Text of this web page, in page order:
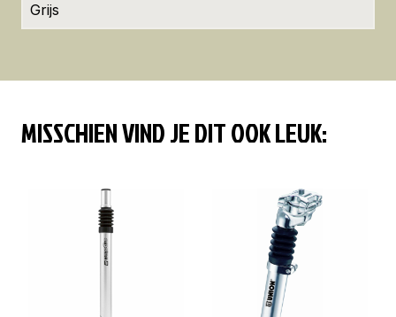
Grijs
MISSCHIEN VIND JE DIT OOK LEUK: